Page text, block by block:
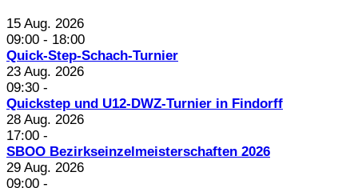
15 Aug. 2026
09:00 - 18:00
Quick-Step-Schach-Turnier
23 Aug. 2026
09:30 -
Quickstep und U12-DWZ-Turnier in Findorff
28 Aug. 2026
17:00 -
SBOO Bezirkseinzelmeisterschaften 2026
29 Aug. 2026
09:00 -